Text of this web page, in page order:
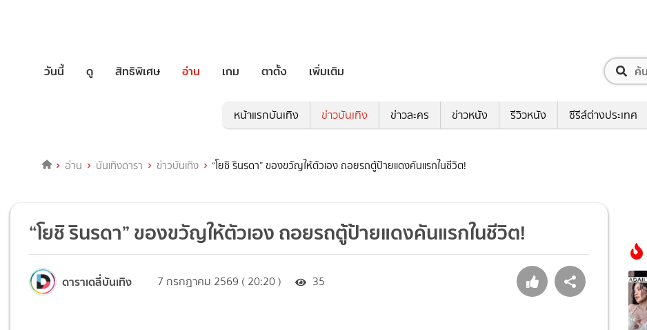
วันนี้ ดู สิทธิพิเศษ อ่าน เกม ตาตั้ง เพิ่มเติม
หน้าแรกบันเทิง ข่าวบันเทิง ข่าวละคร ข่าวหนัง รีวิวหนัง ซีรีส์ต่างประเทศ
อ่าน บันเทิงดารา ข่าวบันเทิง “โยชิ รินรดา” ของขวัญให้ตัวเอง ถอยรถตู้ป้ายแดงคันแรกในชีวิต!
“โยชิ รินรดา” ของขวัญให้ตัวเอง ถอยรถตู้ป้ายแดงคันแรกในชีวิต!
ดาราเดลี่บันเทิง 7 กรกฎาคม 2569 ( 20:20 ) 35